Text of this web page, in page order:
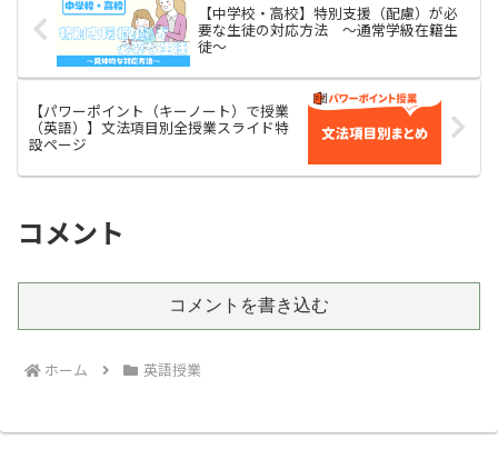
【中学校・高校】特別支援（配慮）が必
要な生徒の対応方法 〜通常学級在籍生
徒〜
【パワーポイント（キーノート）で授業
（英語）】文法項目別全授業スライド特
設ページ
コメント
コメントを書き込む
ホーム 英語授業